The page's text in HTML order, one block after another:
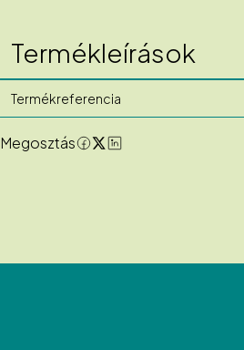
Termékleírások
Termékreferencia
Megosztás